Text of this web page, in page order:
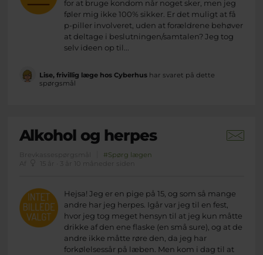
for at bruge kondom når noget sker, men jeg
føler mig ikke 100% sikker. Er det muligt at få
p-piller involveret, uden at forældrene behøver
at deltage i beslutningen/samtalen? Jeg tog
selv ideen op til...
Lise, frivillig læge hos Cyberhushar svaret på dette
spørgsmål
Alkohol og herpes
Brevkassespørgsmål
#Spørg lægen
Af
15 år · 3 år 10 måneder siden
Hejsa! Jeg er en pige på 15, og som så mange
andre har jeg herpes. Igår var jeg til en fest,
hvor jeg tog meget hensyn til at jeg kun måtte
drikke af den ene flaske (en små sure), og at de
andre ikke måtte røre den, da jeg har
forkølelsessår på læben. Men kom i dag til at